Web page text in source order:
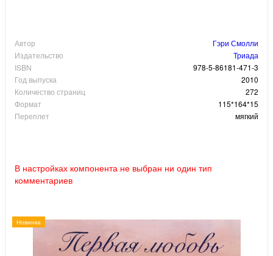
Автор
Гэри Смолли
Издательство
Триада
ISBN
978-5-86181-471-3
Год выпуска
2010
Количество страниц
272
Формат
115*164*15
Переплет
мягкий
В настройках компонента не выбран ни один тип
комментариев
Новинка